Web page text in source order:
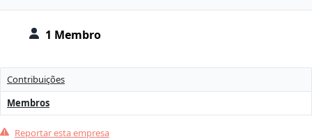
1 Membro
Contribuições
Membros
Reportar esta empresa